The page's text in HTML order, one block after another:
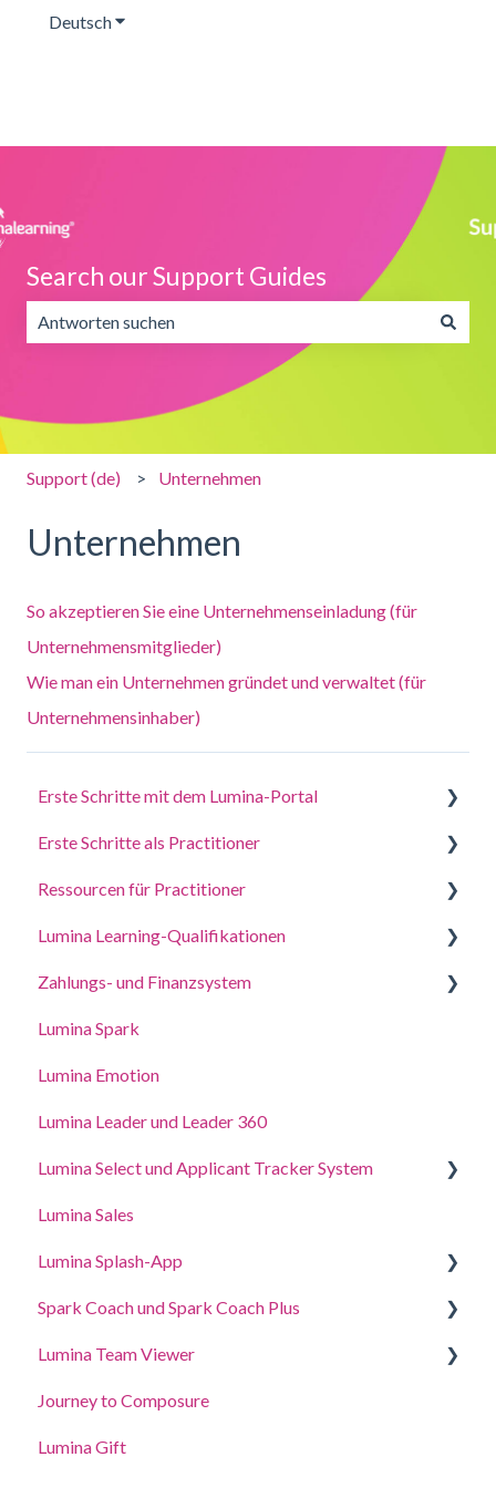
DeutschUntermenü für Übersetzungen anzeigen
Search our Support Guides
Es gibt keine Vorschläge, da das Suchfeld leer ist.
Support (de) Unternehmen
Unternehmen
So akzeptieren Sie eine Unternehmenseinladung (für
Unternehmensmitglieder)
Wie man ein Unternehmen gründet und verwaltet (für
Unternehmensinhaber)
Erste Schritte mit dem Lumina-Portal
Beantworten Sie einen Fragebogen oder erledigen
Erste Schritte als Practitioner
Ein Projekt erstellen, Teilnehmer einladen und auf
Ressourcen für Practitioner
Leitfäden für Coaching und Workshops
Lumina Learning-Qualifikationen
Online-Lernportal (LLXP)
Zahlungs- und Finanzsystem
Punkte kaufen und Transaktionen anzeigen
Lumina Spark
Lumina Emotion
Lumina Leader und Leader 360
Lumina Select und Applicant Tracker System
Applicant Tracker System
Lumina Select Explainer
Lumina Sales
Lumina Splash-App
Für Teilnehmer
für Practitioners
Spark Coach und Spark Coach Plus
Anleitungen und Demos
Spark Coach
Spark Coach Plus
Lumina Team Viewer
Ein Team erstellen, anzeigen oder bearbeiten
Weitere Funktionen des Lumina-Team
Journey to Composure
Lumina Gift